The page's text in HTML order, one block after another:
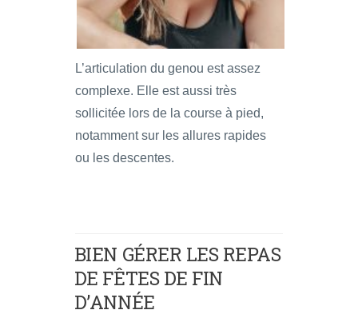
L’articulation du genou est assez
complexe. Elle est aussi très
sollicitée lors de la course à pied,
notamment sur les allures rapides
ou les descentes.
BIEN GÉRER LES REPAS
DE FÊTES DE FIN
D’ANNÉE